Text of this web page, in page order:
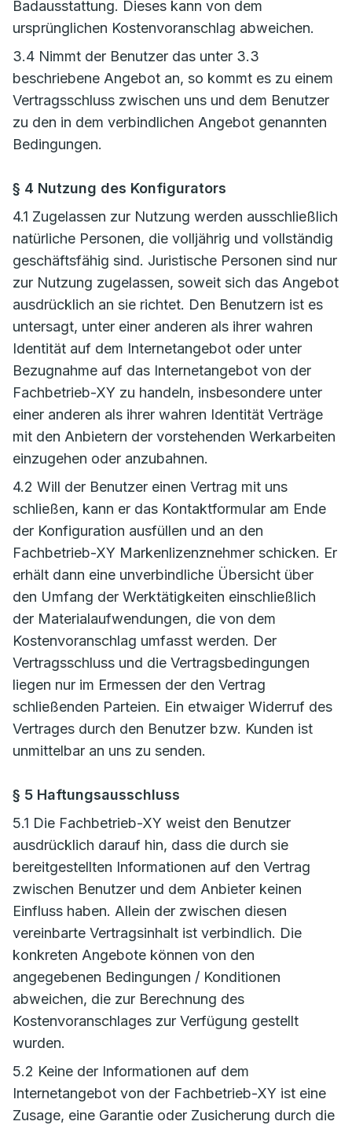
Badausstattung. Dieses kann von dem
ursprünglichen Kostenvoranschlag abweichen.
3.4 Nimmt der Benutzer das unter 3.3
beschriebene Angebot an, so kommt es zu einem
Vertragsschluss zwischen uns und dem Benutzer
zu den in dem verbindlichen Angebot genannten
Bedingungen.
§ 4 Nutzung des Konfigurators
4.1 Zugelassen zur Nutzung werden ausschließlich
natürliche Personen, die volljährig und vollständig
geschäftsfähig sind. Juristische Personen sind nur
zur Nutzung zugelassen, soweit sich das Angebot
ausdrücklich an sie richtet. Den Benutzern ist es
untersagt, unter einer anderen als ihrer wahren
Identität auf dem Internetangebot oder unter
Bezugnahme auf das Internetangebot von der
Fachbetrieb-XY zu handeln, insbesondere unter
einer anderen als ihrer wahren Identität Verträge
mit den Anbietern der vorstehenden Werkarbeiten
einzugehen oder anzubahnen.
4.2 Will der Benutzer einen Vertrag mit uns
schließen, kann er das Kontaktformular am Ende
der Konfiguration ausfüllen und an den
Fachbetrieb-XY Markenlizenznehmer schicken. Er
erhält dann eine unverbindliche Übersicht über
den Umfang der Werktätigkeiten einschließlich
der Materialaufwendungen, die von dem
Kostenvoranschlag umfasst werden. Der
Vertragsschluss und die Vertragsbedingungen
liegen nur im Ermessen der den Vertrag
schließenden Parteien. Ein etwaiger Widerruf des
Vertrages durch den Benutzer bzw. Kunden ist
unmittelbar an uns zu senden.
§ 5 Haftungsausschluss
5.1 Die Fachbetrieb-XY weist den Benutzer
ausdrücklich darauf hin, dass die durch sie
bereitgestellten Informationen auf den Vertrag
zwischen Benutzer und dem Anbieter keinen
Einfluss haben. Allein der zwischen diesen
vereinbarte Vertragsinhalt ist verbindlich. Die
konkreten Angebote können von den
angegebenen Bedingungen / Konditionen
abweichen, die zur Berechnung des
Kostenvoranschlages zur Verfügung gestellt
wurden.
5.2 Keine der Informationen auf dem
Internetangebot von der Fachbetrieb-XY ist eine
Zusage, eine Garantie oder Zusicherung durch die